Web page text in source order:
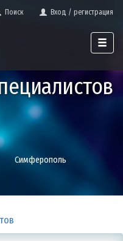
Поиск Вход / регистрация
Симферополь